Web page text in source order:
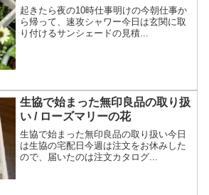
起きたら夜の10時仕事明けの今朝仕事か
ら帰って、速攻シャワー今日は玄関に取
り付けるサンシェードの見積...
生協で始まった無印良品の取り扱
い / ローズマリーの花
生協で始まった無印良品の取り扱い今日
は生協の宅配日今週は注文をお休みした
ので、届いたのは注文カタログ...